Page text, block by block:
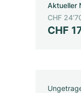
CHF
Aktueller
CHF